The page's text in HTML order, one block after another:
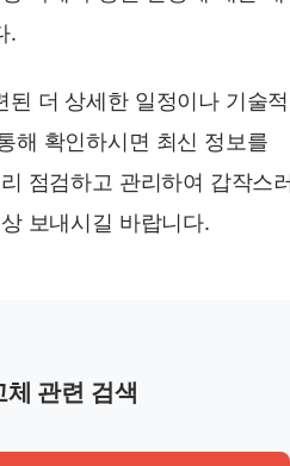
.
더 상세한 일정이나 기술
해 확인하시면 최신 정보를
점검하고 관리하여 갑작스
보내시길 바랍니다.
관련 검색